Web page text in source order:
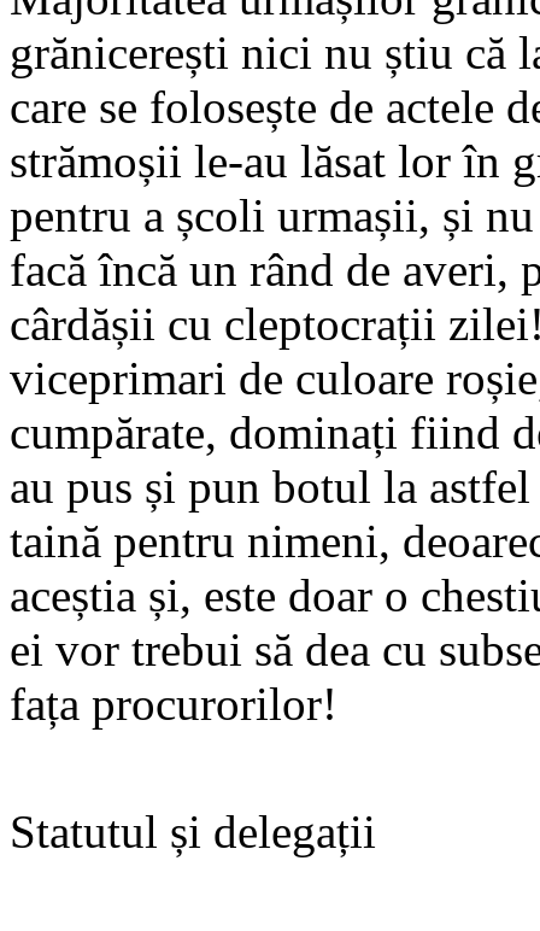
grănicerești nici nu știu că
care se folosește de actele
strămoșii le-au lăsat lor în
pentru a școli urmașii, și
facă încă un rând de
cârdășii cu cleptocrații
viceprimari de culoare
cumpărate, dominați fiind
au pus și pun botul la
taină pentru nimeni,
aceștia și, este doar o
ei vor trebui să dea cu
fața procurorilor!
Statutul și delegații